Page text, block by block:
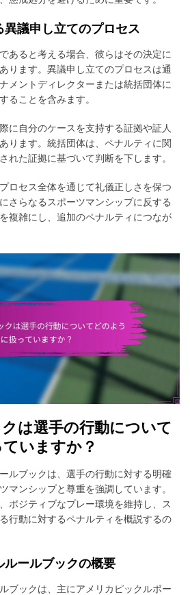
議申し立てのプロセス
あると考える場合、彼らはその決定に
ります。異議申し立てのプロセスは通
メントディレクターまたは統括団体に
ることを含みます。
に自分のケースを支持する証拠や証人
ります。統括団体は、ペナルティに関
れた証拠に基づいて判断を下します。
ロセス全体を通じて礼儀正しさを保つ
さらなるスポーツマンシップに反する
複雑にし、追加のペナルティにつなが
は選手の行動について
いますか？
ルブックは、選手の行動に対する明確
マンシップと尊重を強調しています。
ポジティブなプレー環境を維持し、ス
行動に対するペナルティを概説するの
ールブックの概要
ブックは、主にアメリカピックルボー